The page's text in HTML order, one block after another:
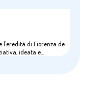
l'eredità di Fiorenza de
ideata e…